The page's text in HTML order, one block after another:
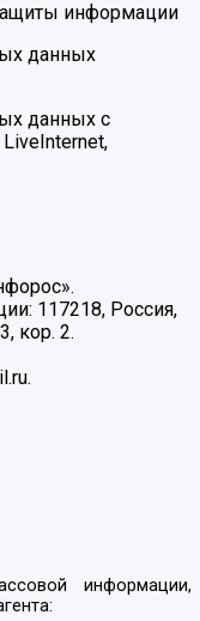
информации
данных
данных с
117218, Россия,
кор. 2.
информации,